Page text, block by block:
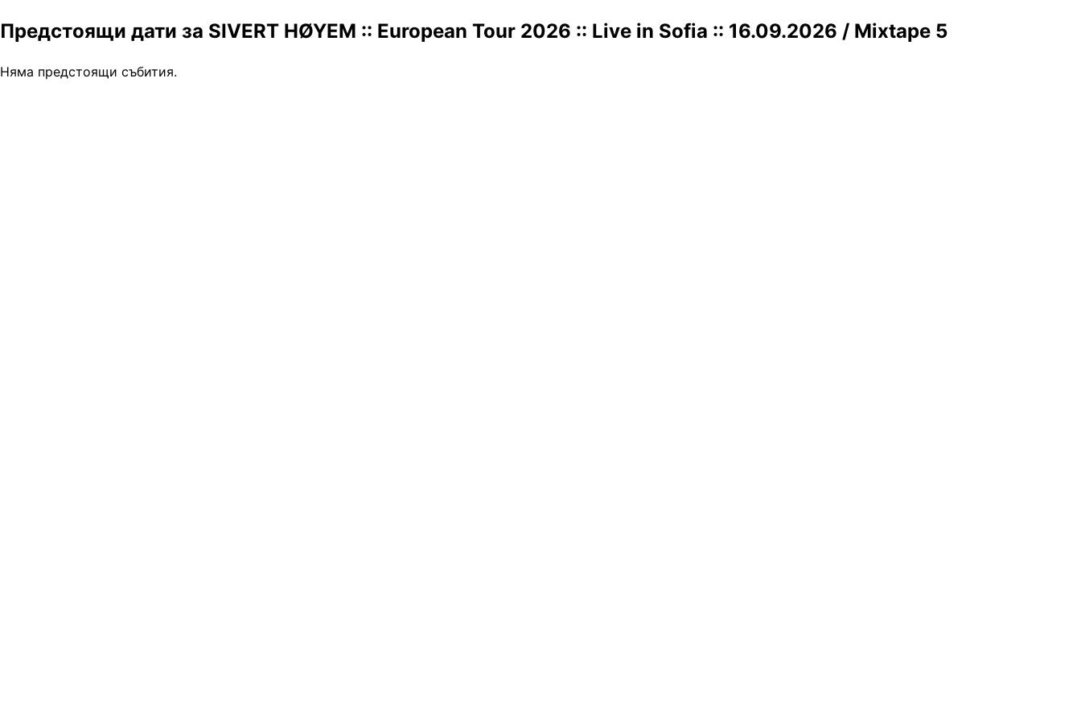
Предстоящи дати за SIVERT HØYEM :: European Tour 2026 :: Live in Sofia :: 16.09.2026 / Mixtape 5
Няма предстоящи събития.